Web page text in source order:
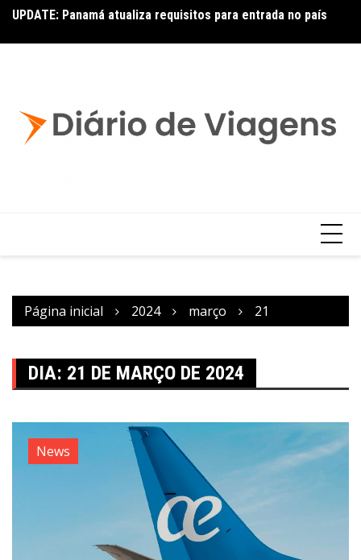
UPDATE: Panamá atualiza requisitos para entrada no país
Página inicial 2024 março 21
DIA: 21 DE MARÇO DE 2024
News